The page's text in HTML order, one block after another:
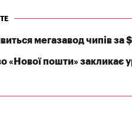
мегазавод чипів за
«Нової пошти» закликає